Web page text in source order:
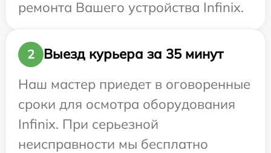
ремонта Вашего устройства Infinix.
2
Выезд курьера за 35 минут
Наш мастер приедет в оговоренные
сроки для осмотра оборудования
Infinix. При серьезной
неисправности мы бесплатно